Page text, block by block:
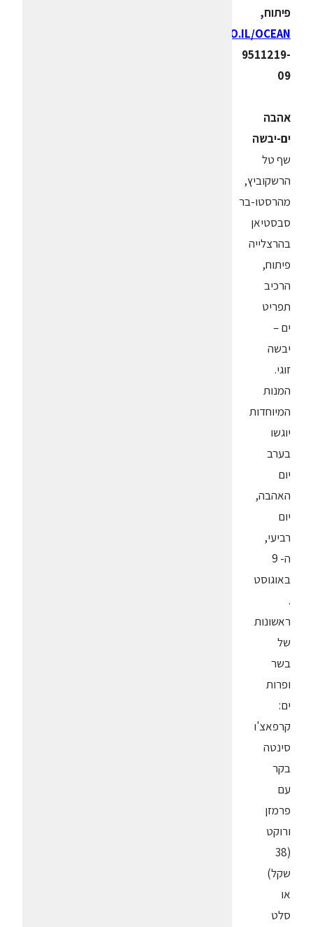
פיתוח,
WWW.REST.CO.IL/OCEAN
9511219-
09
אהבה
ים-יבשה
שף טל
הרשקוביץ,
מהרסטו-בר
סבסטיאן
בהרצלייה
פיתוח,
הרכיב
תפריט
ים –
יבשה
זוגי.
המנות
המיוחדות
יוגשו
בערב
יום
האהבה,
יום
רביעי,
ה- 9
באוגוסט
.
ראשונות
של
בשר
ופרות
ים:
קרפאצ'ו
סינטה
בקר
עם
פרמזן
ורוקט
(38
שקל)
או
סלט